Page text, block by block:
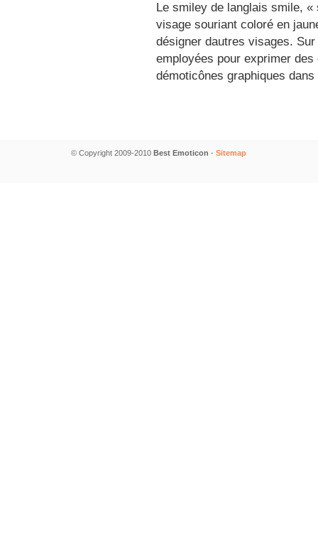
Le smiley de langlais smile,
visage souriant coloré en
désigner dautres visages.
employées pour exprimer
démoticônes graphiques
© Copyright 2009-2010 Best Emoticon - Sitemap